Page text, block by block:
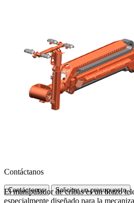
Contáctanos
Contáctenos Solicitar un presupuesto
El manipulador de cribas es un brazo
especialmente diseñado para la